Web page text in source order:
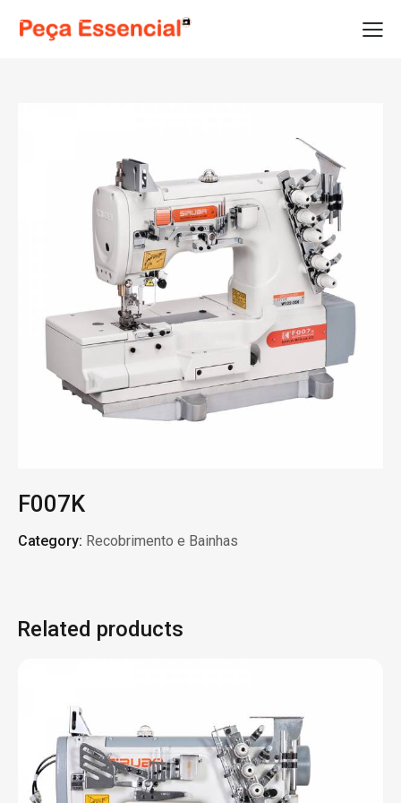
F007K
Category: Recobrimento e Bainhas
Related products